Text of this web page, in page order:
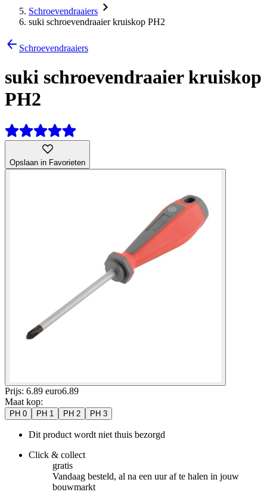
Schroevendraaiers
suki schroevendraaier kruiskop PH2
Schroevendraaiers
suki schroevendraaier kruiskop
PH2
Opslaan in Favorieten
Prijs: 6.89 euro6.89
Maat kop:
PH 0 PH 1 PH 2 PH 3
Dit product wordt niet thuis bezorgd
Click & collect
gratis
Vandaag besteld, al na een uur af te halen in jouw
bouwmarkt